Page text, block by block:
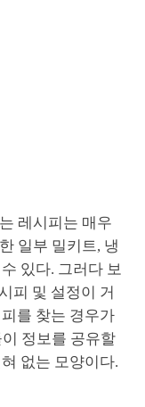
레시피는 매우
일부 밀키트, 냉
있다. 그러다 보
피 및 설정이 거
를 찾는 경우가
정보를 공유할
없는 모양이다.